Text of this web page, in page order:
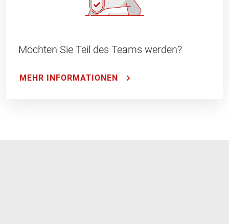
Möchten Sie Teil des Teams werden?
MEHR INFORMATIONEN